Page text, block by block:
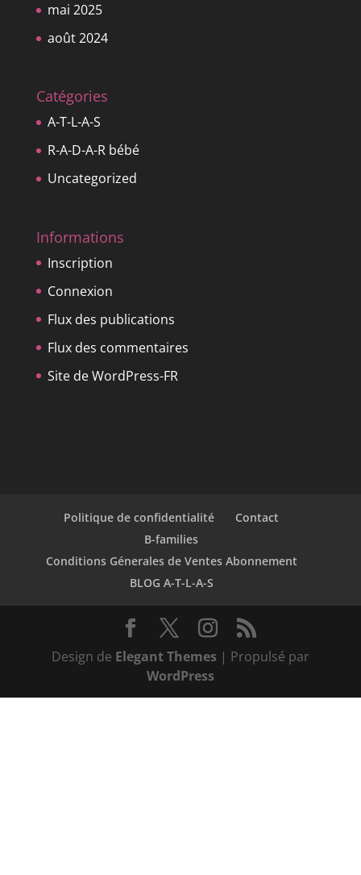
mai 2025
août 2024
Catégories
A-T-L-A-S
R-A-D-A-R bébé
Uncategorized
Informations
Inscription
Connexion
Flux des publications
Flux des commentaires
Site de WordPress-FR
Politique de confidentialité
Contact
B-families
Conditions Génerales de Ventes Abonnement
BLOG A-T-L-A-S
Design de Elegant Themes| Propulsé par
WordPress